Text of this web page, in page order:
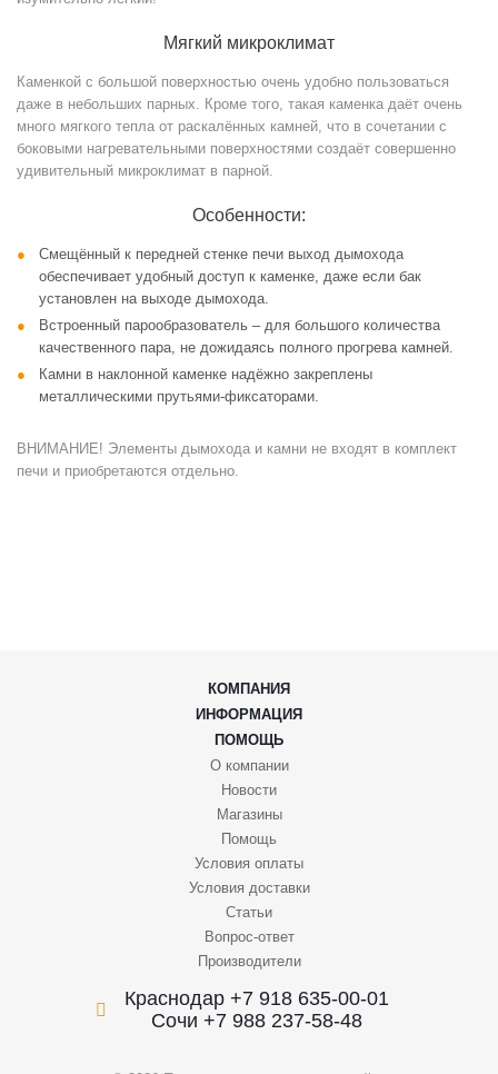
Мягкий микроклимат
Каменкой с большой поверхностью очень удобно пользоваться
даже в небольших парных. Кроме того, такая каменка даёт очень
много мягкого тепла от раскалённых камней, что в сочетании с
боковыми нагревательными поверхностями создаёт совершенно
удивительный микроклимат в парной.
Особенности:
Смещённый к передней стенке печи выход дымохода
обеспечивает удобный доступ к каменке, даже если бак
установлен на выходе дымохода.
Встроенный парообразователь – для большого количества
качественного пара, не дожидаясь полного прогрева камней.
Камни в наклонной каменке надёжно закреплены
металлическими прутьями-фиксаторами.
ВНИМАНИЕ! Элементы дымохода и камни не входят в комплект
печи и приобретаются отдельно.
КОМПАНИЯ
ИНФОРМАЦИЯ
ПОМОЩЬ
О компании
Новости
Магазины
Помощь
Условия оплаты
Условия доставки
Статьи
Вопрос-ответ
Производители
Краснодар +7 918 635-00-01
Сочи +7 988 237-58-48